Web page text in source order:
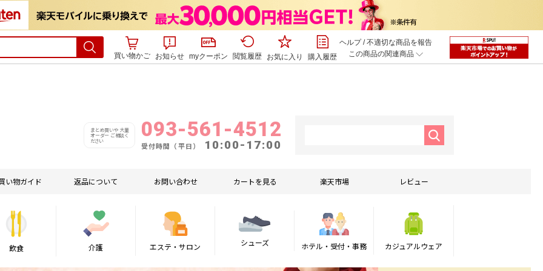
買い物かご お知らせ myクーポン 閲覧履歴 お気に入り 購入履歴
ヘルプ/不適切な商品を報告
この商品の関連商品